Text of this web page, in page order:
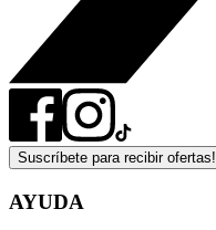
Suscríbete para recibir ofertas!
AYUDA